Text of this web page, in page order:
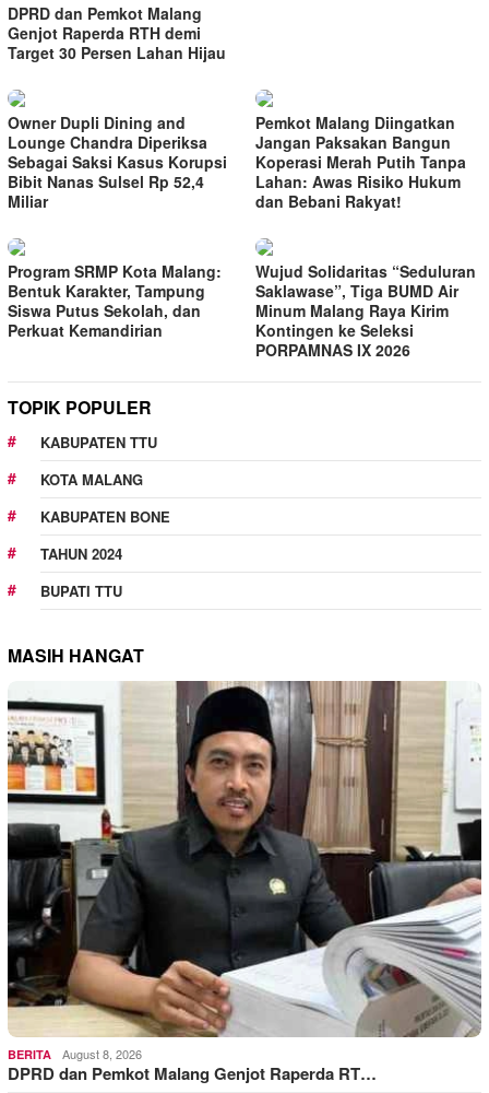
DPRD dan Pemkot Malang
Genjot Raperda RTH demi
Target 30 Persen Lahan Hijau
Owner Dupli Dining and
Lounge Chandra Diperiksa
Sebagai Saksi Kasus Korupsi
Bibit Nanas Sulsel Rp 52,4
Miliar
Pemkot Malang Diingatkan
Jangan Paksakan Bangun
Koperasi Merah Putih Tanpa
Lahan: Awas Risiko Hukum
dan Bebani Rakyat!
Program SRMP Kota Malang:
Bentuk Karakter, Tampung
Siswa Putus Sekolah, dan
Perkuat Kemandirian
Wujud Solidaritas “Seduluran
Saklawase”, Tiga BUMD Air
Minum Malang Raya Kirim
Kontingen ke Seleksi
PORPAMNAS IX 2026
TOPIK POPULER
KABUPATEN TTU
KOTA MALANG
KABUPATEN BONE
TAHUN 2024
BUPATI TTU
MASIH HANGAT
BERITA August 8, 2026
DPRD dan Pemkot Malang Genjot Raperda RT…